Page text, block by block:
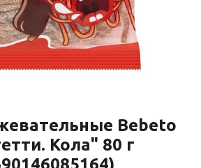
Bebeto
Кола" 80 г